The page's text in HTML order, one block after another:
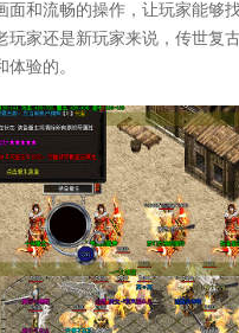
面和流畅的操作，让玩家能够
玩家还是新玩家来说，传世复
体验的。